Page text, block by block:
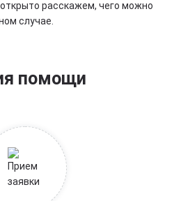
расскажем, чего можно
случае.
помощи